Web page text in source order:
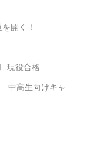
開く！
現役合格
中高生向けキャ